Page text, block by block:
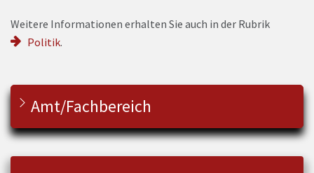
Weitere Informationen erhalten Sie auch in der Rubrik
Politik.
Amt/Fachbereich